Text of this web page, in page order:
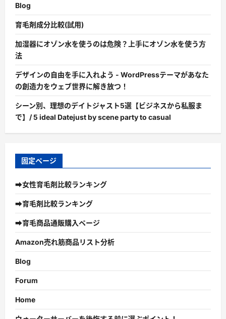
Blog
育毛剤成分比較(試用)
加湿器にオゾン水を使うのは危険？上手にオゾン水を使う方
法
デザインの自由を手に入れよう - WordPressテーマがあなた
の創造力をウェブ世界に解き放つ！
シーン別、理想のデイトジャスト5選【ビジネスから私服ま
で】/ 5 ideal Datejust by scene party to casual
固定ページ
➡女性育毛剤比較ランキング
➡育毛剤比較ランキング
➡育毛商品通販購入ページ
Amazon売れ筋商品リスト分析
Blog
Forum
Home